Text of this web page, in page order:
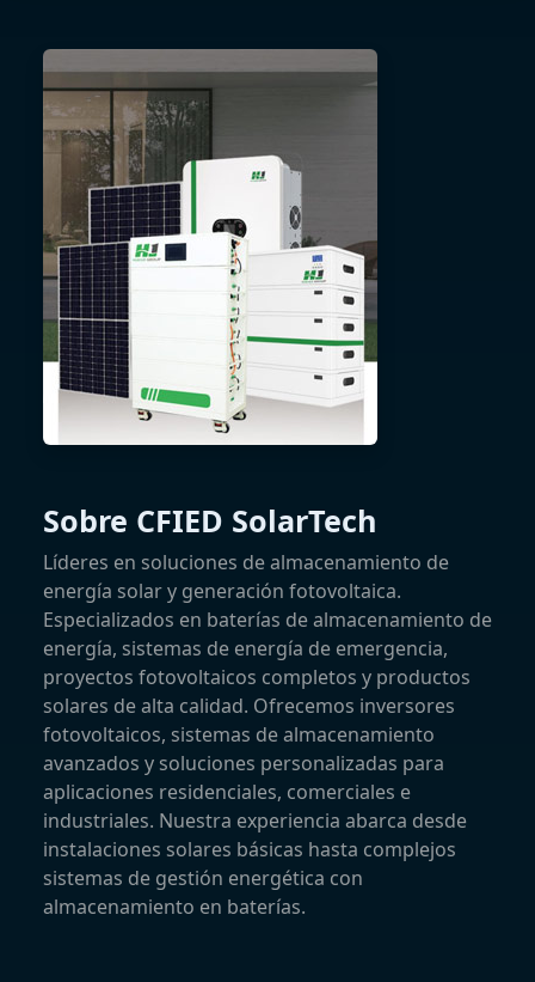
Sobre CFIED SolarTech
Líderes en soluciones de almacenamiento de
energía solar y generación fotovoltaica.
Especializados en baterías de almacenamiento de
energía, sistemas de energía de emergencia,
proyectos fotovoltaicos completos y productos
solares de alta calidad. Ofrecemos inversores
fotovoltaicos, sistemas de almacenamiento
avanzados y soluciones personalizadas para
aplicaciones residenciales, comerciales e
industriales. Nuestra experiencia abarca desde
instalaciones solares básicas hasta complejos
sistemas de gestión energética con
almacenamiento en baterías.